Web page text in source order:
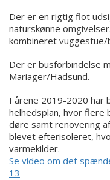
Der er en rigtig flot
naturskønne
kombineret vuggestue/
Der er busforbindelse
Mariager/Hadsund.
I årene 2019-2020 har
helhedsplan, hvor flere
døre samt renovering
blevet efterisoleret,
varmekilder.
Se video om det
13